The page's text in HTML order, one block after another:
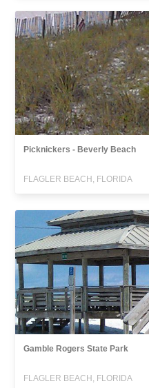
Picknickers - Beverly Beach
FLAGLER BEACH, FLORIDA
Gamble Rogers State Park
FLAGLER BEACH, FLORIDA